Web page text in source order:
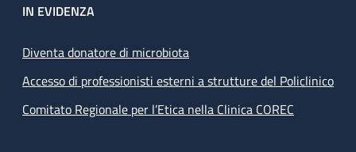
IN EVIDENZA
Diventa donatore di microbiota
Accesso di professionisti esterni a strutture del Policlinico
Comitato Regionale per l’Etica nella Clinica COREC